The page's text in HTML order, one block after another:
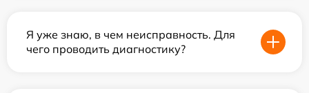
Я уже знаю, в чем неисправность. Для
чего проводить диагностику?